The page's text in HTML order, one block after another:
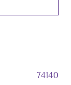
74140